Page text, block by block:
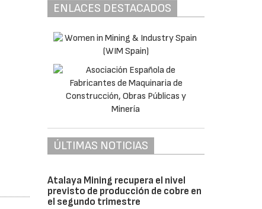
ENLACES DESTACADOS
ÚLTIMAS NOTICIAS
Atalaya Mining recupera el nivel
previsto de producción de cobre en
el segundo trimestre